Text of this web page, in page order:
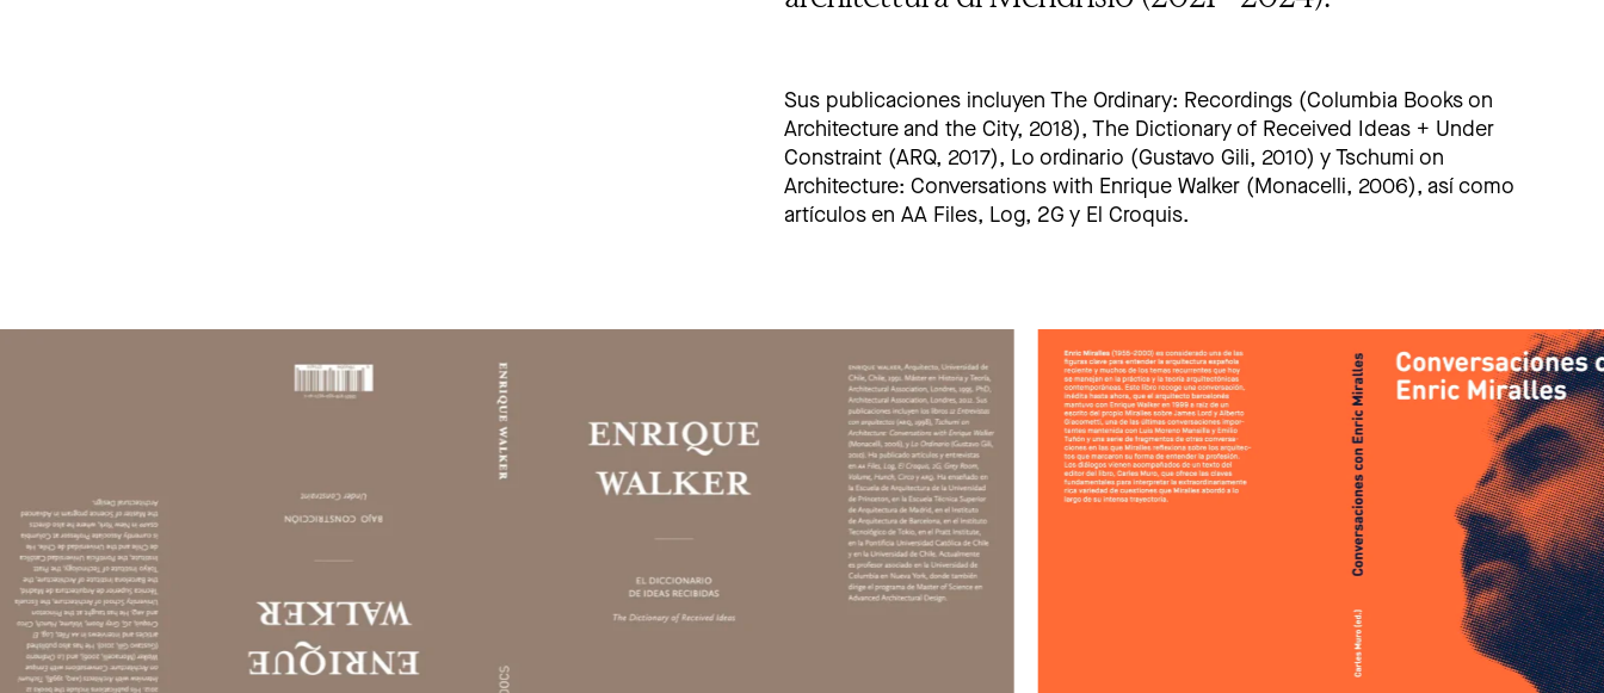
Sus publicaciones incluyen The Ordinary: Recordings (Columbia Books on
Architecture and the City, 2018), The Dictionary of Received Ideas + Under
Constraint (ARQ, 2017), Lo ordinario (Gustavo Gili, 2010) y Tschumi on
Architecture: Conversations with Enrique Walker (Monacelli, 2006), así como
artículos en AA Files, Log, 2G y El Croquis.